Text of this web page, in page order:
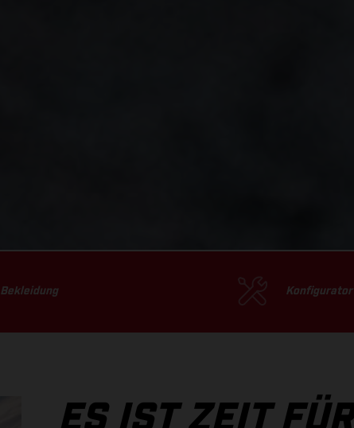
Bekleidung Konfigurator
ES IST ZEIT FÜR